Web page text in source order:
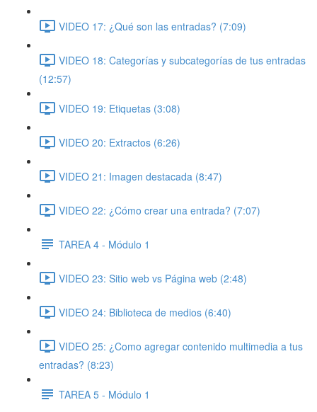
VIDEO 17: ¿Qué son las entradas? (7:09)
VIDEO 18: Categorías y subcategorías de tus entradas
(12:57)
VIDEO 19: Etiquetas (3:08)
VIDEO 20: Extractos (6:26)
VIDEO 21: Imagen destacada (8:47)
VIDEO 22: ¿Cómo crear una entrada? (7:07)
TAREA 4 - Módulo 1
VIDEO 23: Sitio web vs Página web (2:48)
VIDEO 24: Biblioteca de medios (6:40)
VIDEO 25: ¿Como agregar contenido multimedia a tus
entradas? (8:23)
TAREA 5 - Módulo 1